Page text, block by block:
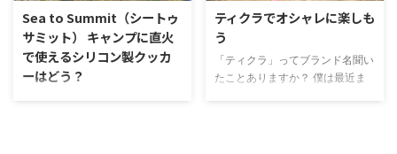
Sea to Summit（シートゥ
サミット） キャンプに直火
で使えるシリコン製クッカ
ーはどう？
キャンプに持って行く ケトルや
ティクラでオシャレに楽しも
う
「ティクラ」ってブランド名聞い
たことありますか？ 僕は最近ま